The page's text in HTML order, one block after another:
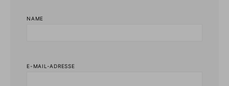
NAME
E-MAIL-ADRESSE